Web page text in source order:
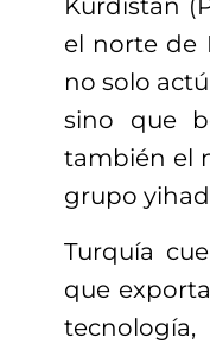
Kurdistán
el norte de
no solo
sino que
también el
grupo
Turquía
que